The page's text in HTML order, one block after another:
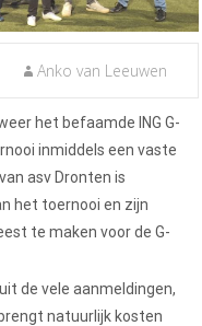
Anko van Leeuwen
het befaamde ING G-
inmiddels een vaste
asv Dronten is
het toernooi en zijn
te maken voor de G-
de vele aanmeldingen,
natuurlijk kosten